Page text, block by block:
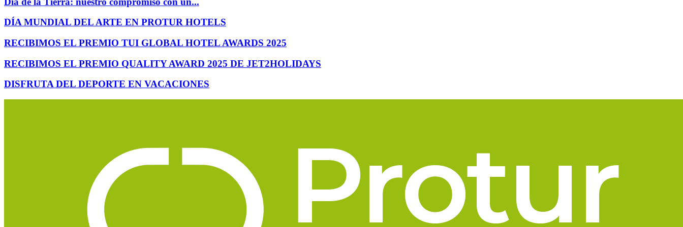
DÍA MUNDIAL DEL ARTE EN PROTUR HOTELS
RECIBIMOS EL PREMIO TUI GLOBAL HOTEL AWARDS 2025
RECIBIMOS EL PREMIO QUALITY AWARD 2025 DE JET2HOLIDAYS
DISFRUTA DEL DEPORTE EN VACACIONES